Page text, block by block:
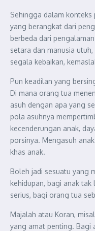
Sehingga dalam konteks
yang berangkat dari
berbeda dari
setara dan manusia
segala kebaikan,
Pun keadilan yang
Di mana orang tua
asuh dengan apa yang
pola asuhnya
kecenderungan anak,
porsinya. Mengasuh
khas anak.
Boleh jadi sesuatu yang
kehidupan, bagi anak tak
serius, bagi orang tua
Majalah atau Koran,
yang amat penting. Bagi